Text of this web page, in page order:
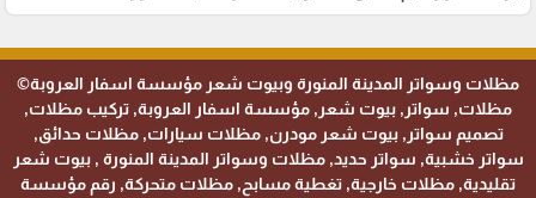
مظلات وسواتر المدينة المنورة وبيوت شعر مؤسسة اسفار العروبة©
مظلات, سواتر, بيوت شعر, مؤسسة اسفار العروبة, تركيب مظلات,
تصميم سواتر, بيوت شعر مودرن, مظلات سيارات, مظلات حدائق,
سواتر خشبية, سواتر حديد, مظلات وسواتر المدينة المنورة , بيوت شعر
تقليدية, مظلات خارجية, تغطية مسابح, مظلات متحركة, رقم مؤسسة